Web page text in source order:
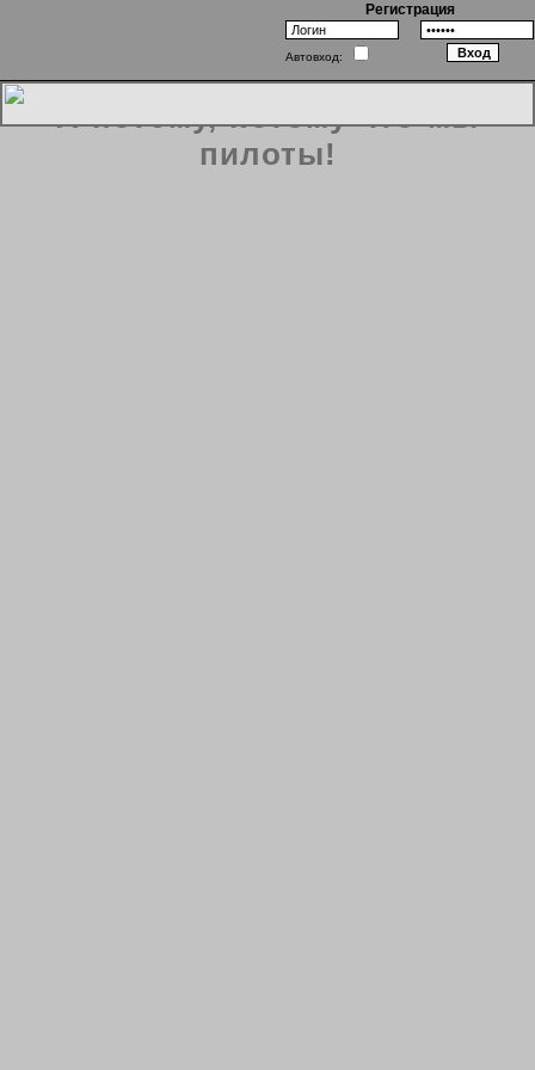
Регистрация
Автовход:
А потому, потому что мы
пилоты!